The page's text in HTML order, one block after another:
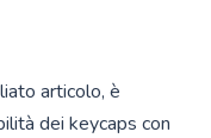
articolo, è
dei keycaps con